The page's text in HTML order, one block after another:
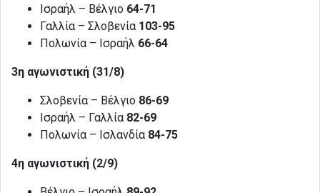
Ισραήλ – Βέλγιο 64-71
Γαλλία – Σλοβενία 103-95
Πολωνία – Ισραήλ 66-64
3η αγωνιστική (31/8)
Σλοβενία – Βέλγιο 86-69
Ισραήλ – Γαλλία 82-69
Πολωνία – Ισλανδία 84-75
4η αγωνιστική (2/9)